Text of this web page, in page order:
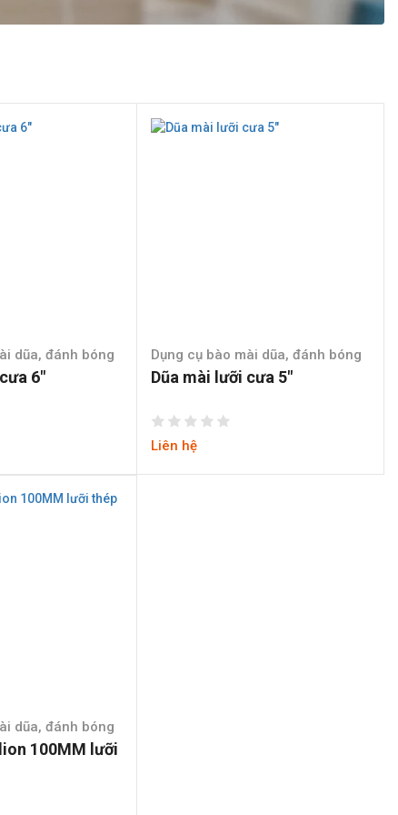
dũa, đánh bóng
6″
Dụng cụ bào mài dũa, đánh bóng
Dũa mài lưỡi cưa 5″
Liên hệ
dũa, đánh bóng
100MM lưỡi